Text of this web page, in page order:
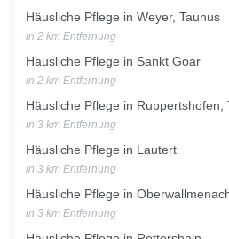
Häusliche Pflege in Weyer, Taunus
in 2 km Entfernung
Häusliche Pflege in Sankt Goar
in 2 km Entfernung
Häusliche Pflege in Ruppertshofen,
in 3 km Entfernung
Häusliche Pflege in Lautert
in 3 km Entfernung
Häusliche Pflege in
in 3 km Entfernung